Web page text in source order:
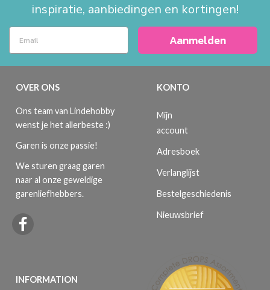
inspiratie, aanbiedingen en kortingen!
Aanmelden
OVER ONS
Ons team van Lindehobby
wenst je het allerbeste :)
Garen is onze passie!
We sturen graag garen
naar al onze geweldige
garenliefhebbers.
INFORMATION
KONTO
Mijn
account
Adresboek
Verlanglijst
Bestelgeschiedenis
Nieuwsbrief